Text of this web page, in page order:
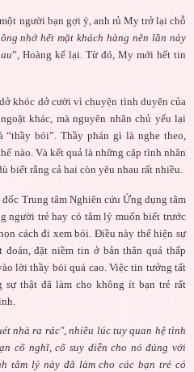
người bạn gợi ý, anh rủ My trở lại chỗ
nhớ hết mặt khách hàng nên lần này
”, Hoàng kể lại. Từ đó, My mới hết tin
khóc dở cười vì chuyện tình duyên của
khác, mà nguyên nhân chủ yếu lại
bói”. Thầy phán gì là nghe theo,
nào. Và kết quả là những cặp tình nhân
biết rằng cả hai còn yêu nhau rất nhiều.
Trung tâm Nghiên cứu Ứng dụng tâm
người trẻ hay có tâm lý muốn biết trước
cách đi xem bói. Điều này thể hiện sự
đặt niềm tin ở bản thân quá thấp
lời thầy bói quá cao. Việc tin tưởng tất
thật đã làm cho không ít bạn trẻ rất
nhà ra rác", nhiều lúc tuy quan hệ tình
cố nghĩ, cố suy diễn cho nó đúng với
tâm lý này đã làm cho các bạn trẻ có